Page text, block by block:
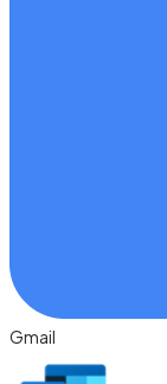
Gmail